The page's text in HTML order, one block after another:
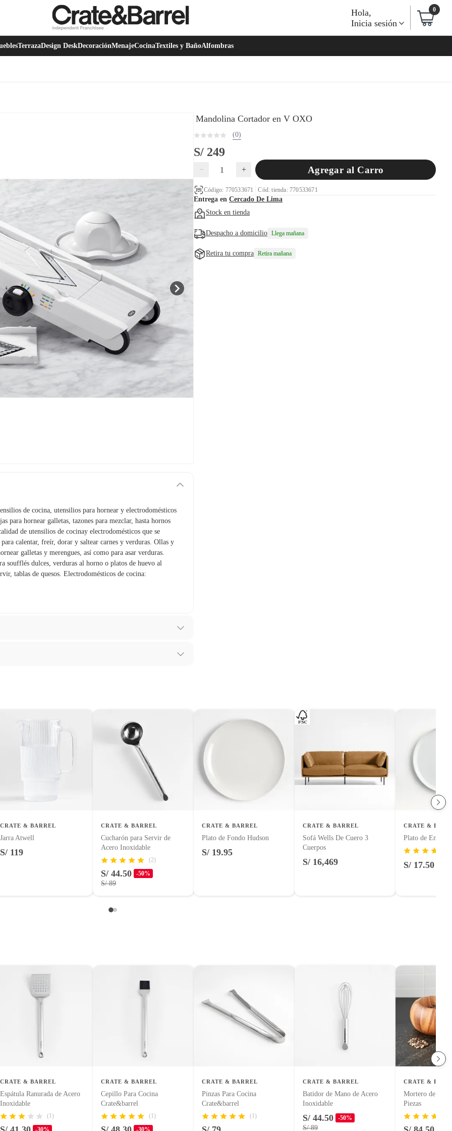
Hola,
Inicia sesión
0
TerrazaDesign DeskDecoraciónMenajeCocinaTextiles y BañoAlfombras
de cocina, utensilios para hornear y electrodomésticos
para hornear galletas, tazones para mezclar, hasta hornos
de utensilios de cocinay electrodomésticos que se
calentar, freír, dorar y saltear carnes y verduras. Ollas y
galletas y merengues, así como para asar verduras.
soufflés dulces, verduras al horno o platos de huevo al
tablas de quesos. Electrodomésticos de cocina:
otras con restricciones y algunas que no se pueden
para asfalto, hormigón, albañilería.
para asfalto.
línea blanca, colchones, muebles, bicicletas y máquinas.
alimenticios, vitaminas.
señales de uso, sin empaques, etiquetas o sellos.
Mandolina Cortador en V OXO
(0)
S/ 249
− + Agregar al Carro
Código: 770533671 Cód. tienda: 770533671
Entrega en Cercado De Lima
Stock en tienda
Despacho a domicilio Llega mañana
Retira tu compra Retira mañana
CRATE & BARREL
Jarra Atwell
S/ 119
CRATE & BARREL
Cucharón para Servir de
Acero Inoxidable
(2)
S/ 44.50 -50%
S/ 89
CRATE & BARREL
Plato de Fondo Hudson
S/ 19.95
CRATE & BARREL
Sofá Wells De Cuero 3
Cuerpos
S/ 16,469
CRATE &
Plato de
S/ 17.50
CRATE & BARREL
Espátula Ranurada de Acero
Inoxidable
(1)
-30%
CRATE & BARREL
Cepillo Para Cocina
Crate&barrel
(1)
-30%
CRATE & BARREL
Pinzas Para Cocina
Crate&barrel
(1)
CRATE & BARREL
Batidor de Mano de Acero
Inoxidable
S/ 44.50 -50%
S/ 89
CRATE &
Mortero de
Piezas